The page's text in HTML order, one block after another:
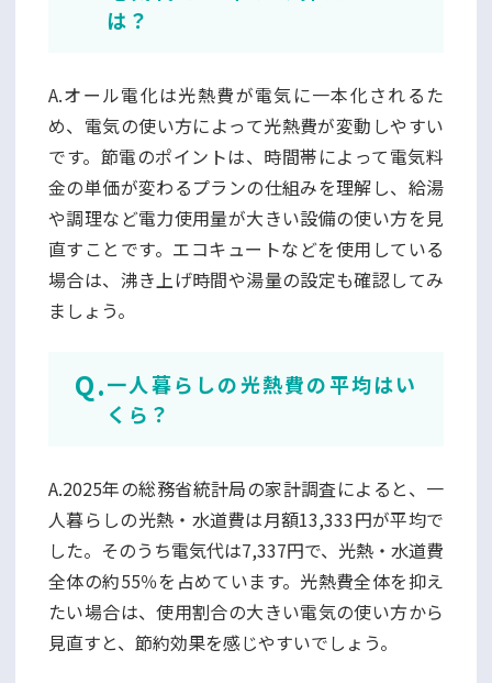
は？
A.オール電化は光熱費が電気に一本化されるた
め、電気の使い方によって光熱費が変動しやすい
です。節電のポイントは、時間帯によって電気料
金の単価が変わるプランの仕組みを理解し、給湯
や調理など電力使用量が大きい設備の使い方を見
直すことです。エコキュートなどを使用している
場合は、沸き上げ時間や湯量の設定も確認してみ
ましょう。
一人暮らしの光熱費の平均はい
くら？
A.2025年の総務省統計局の家計調査によると、一
人暮らしの光熱・水道費は月額13,333円が平均で
した。そのうち電気代は7,337円で、光熱・水道費
全体の約55％を占めています。光熱費全体を抑え
たい場合は、使用割合の大きい電気の使い方から
見直すと、節約効果を感じやすいでしょう。